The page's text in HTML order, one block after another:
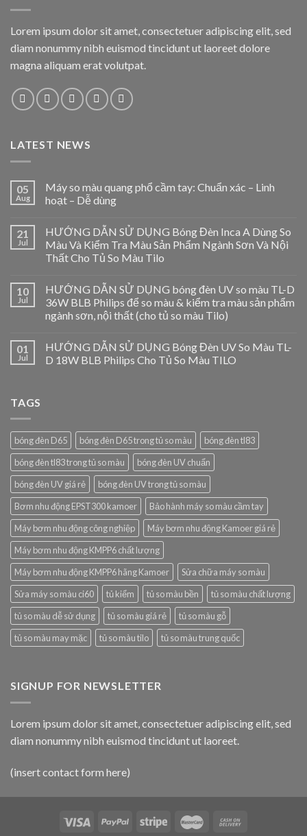
Lorem ipsum dolor sit amet, consectetuer adipiscing elit, sed
diam nonummy nibh euismod tincidunt ut laoreet dolore
magna aliquam erat volutpat.
LATEST NEWS
05
Aug
Máy so màu quang phổ cầm tay: Chuẩn xác – Linh
hoạt – Dễ dùng
21
Jul
HƯỚNG DẪN SỬ DỤNG Bóng Đèn Inca A Dùng So
Màu Và Kiểm Tra Màu Sản Phẩm Ngành Sơn Và Nội
Thất Cho Tủ So Màu Tilo
10
Jul
HƯỚNG DẪN SỬ DỤNG bóng đèn UV so màu TL-D
36W BLB Philips để so màu & kiểm tra màu sản phẩm
ngành sơn, nội thất (cho tủ so màu Tilo)
01
Jul
HƯỚNG DẪN SỬ DỤNG Bóng Đèn UV So Màu TL-
D 18W BLB Philips Cho Tủ So Màu TILO
TAGS
bóng đèn D65 bóng đèn D65 trong tủ so màu
bóng đèn tl83
bóng đèn tl83 trong tủ so màu
bóng đèn UV chuẩn
bóng đèn UV giá rẻ
bóng đèn UV trong tủ so màu
Bơm nhu động EPST300 kamoer
Bảo hành máy so màu cầm tay
Máy bơm nhu động công nghiệp
Máy bơm nhu động Kamoer giá rẻ
Máy bơm nhu động KMPP6 chất lượng
Máy bơm nhu động KMPP6 hãng Kamoer
Sửa chữa máy so màu
Sửa máy so màu ci60
tủ kiểm tủ so màu bền
tủ so màu chất lượng
tủ so màu dễ sử dụng
tủ so màu giá rẻ
tủ so màu gỗ
tủ so màu may mặc
tủ so màu tilo tủ so màu trung quốc
SIGNUP FOR NEWSLETTER
Lorem ipsum dolor sit amet, consectetuer adipiscing elit, sed
diam nonummy nibh euismod tincidunt ut laoreet.
(insert contact form here)